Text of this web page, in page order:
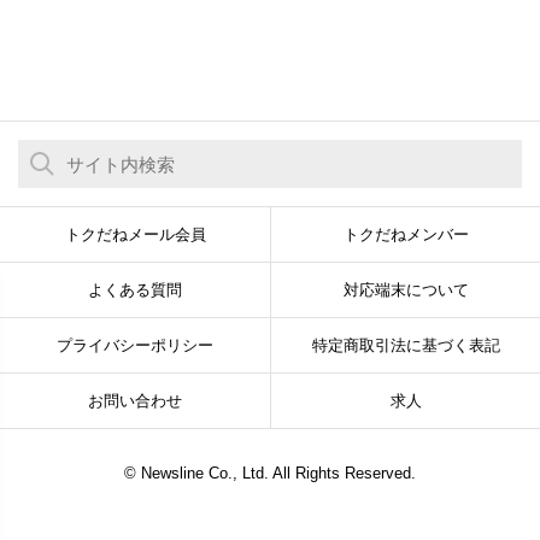
トクだねメール会員 トクだねメンバー
よくある質問 対応端末について
プライバシーポリシー 特定商取引法に基づく表記
お問い合わせ 求人
© Newsline Co., Ltd. All Rights Reserved.